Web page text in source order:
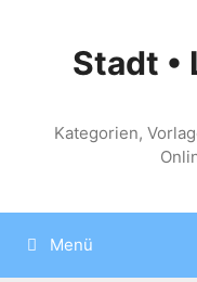
springenStadt •
Kategorien,
Menü